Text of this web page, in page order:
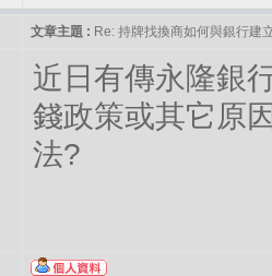
文章主題 : Re: 持牌找換商如何與銀行建
近日有傳永隆銀
錢政策或其它原
法?